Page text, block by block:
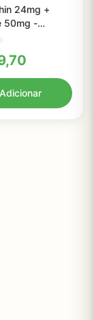
24mg +
50mg -
Adicionar